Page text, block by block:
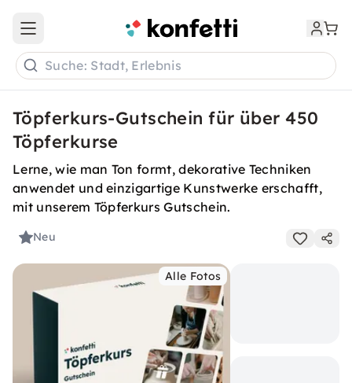
Open main menu
Suche: Stadt, Erlebnis
Töpferkurs-Gutschein für über 450
Töpferkurse
Lerne, wie man Ton formt, dekorative Techniken
anwendet und einzigartige Kunstwerke erschafft,
mit unserem Töpferkurs Gutschein.
Neu
Alle Fotos